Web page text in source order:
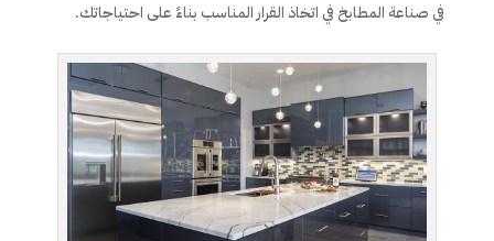
في صناعة المطابخ في اتخاذ القرار المناسب بناءً على احتياجاتك.